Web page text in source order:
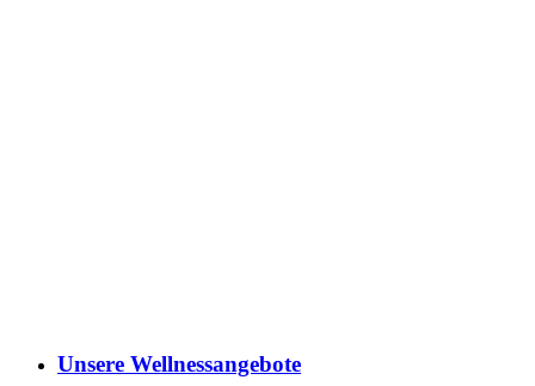
Unsere Wellnessangebote